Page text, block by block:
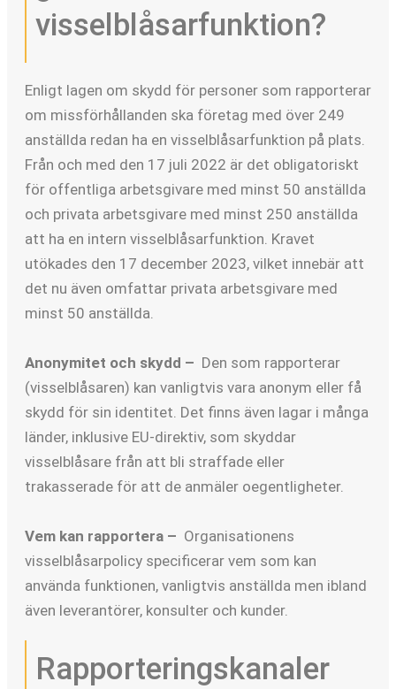
visselblåsarfunktion?
Enligt lagen om skydd för personer som rapporterar
om missförhållanden ska företag med över 249
anställda redan ha en visselblåsarfunktion på plats.
Från och med den 17 juli 2022 är det obligatoriskt
för offentliga arbetsgivare med minst 50 anställda
och privata arbetsgivare med minst 250 anställda
att ha en intern visselblåsarfunktion. Kravet
utökades den 17 december 2023, vilket innebär att
det nu även omfattar privata arbetsgivare med
minst 50 anställda.
Anonymitet och skydd – Den som rapporterar
(visselblåsaren) kan vanligtvis vara anonym eller få
skydd för sin identitet. Det finns även lagar i många
länder, inklusive EU-direktiv, som skyddar
visselblåsare från att bli straffade eller
trakasserade för att de anmäler oegentligheter.
Vem kan rapportera – Organisationens
visselblåsarpolicy specificerar vem som kan
använda funktionen, vanligtvis anställda men ibland
även leverantörer, konsulter och kunder.
Rapporteringskanaler